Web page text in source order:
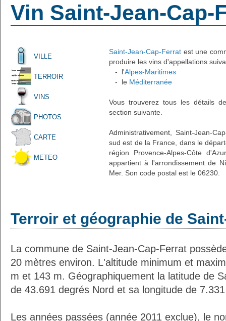
Vin Saint-Jean-Cap-
VILLE
TERROIR
VINS
PHOTOS
CARTE
METEO
Saint-Jean-Cap-Ferrat est une
produire les vins d'appellations
- l'Alpes-Maritimes
- le Méditerranée
Vous trouverez tous les détails
section suivante.
Administrativement, Saint-Jean-
sud est de la France, dans le
région Provence-Alpes-Côte
appartient à l'arrondissement de
Mer. Son code postal est le 06230.
Terroir et géographie de
La commune de Saint-Jean-Cap-Ferrat
20 mètres environ. L'altitude minimum et
m et 143 m. Géographiquement la latitude de
de 43.691 degrés Nord et sa longitude de
Les années passées (année 2011 exclue), le